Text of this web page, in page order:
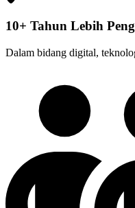
10+ Tahun Lebih
Dalam bidang digital,